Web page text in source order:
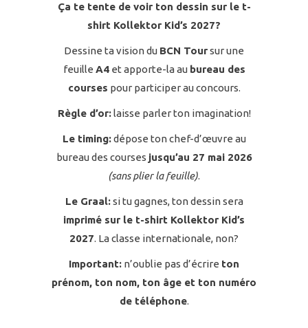
Ça te tente de voir ton dessin sur le t-
shirt Kollektor Kid’s 2027?
Dessine ta vision du BCN Toursur une
feuille A4et apporte-la au bureau des
courses pour participer au concours.
Règle d’or:laisse parler ton imagination!
Le timing:dépose ton chef-d’œuvre au
bureau des courses jusqu’au 27 mai 2026
(sans plier la feuille).
Le Graal:si tu gagnes, ton dessin sera
imprimé sur le t-shirt Kollektor Kid’s
2027. La classe internationale, non?
Important: n’oublie pas d’écrire ton
prénom, ton nom, ton âge et ton numéro
de téléphone.